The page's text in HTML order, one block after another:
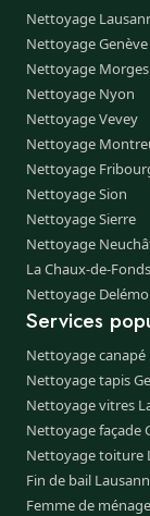
Nettoyage
Nettoyage Genève
Nettoyage Morges
Nettoyage Nyon
Nettoyage Vevey
Nettoyage
Nettoyage
Nettoyage Sion
Nettoyage Sierre
Nettoyage
La Chaux-de-Fonds
Nettoyage
Services
Nettoyage canapé
Nettoyage tapis
Nettoyage vitres
Nettoyage façade
Nettoyage toiture
Fin de bail
Femme de